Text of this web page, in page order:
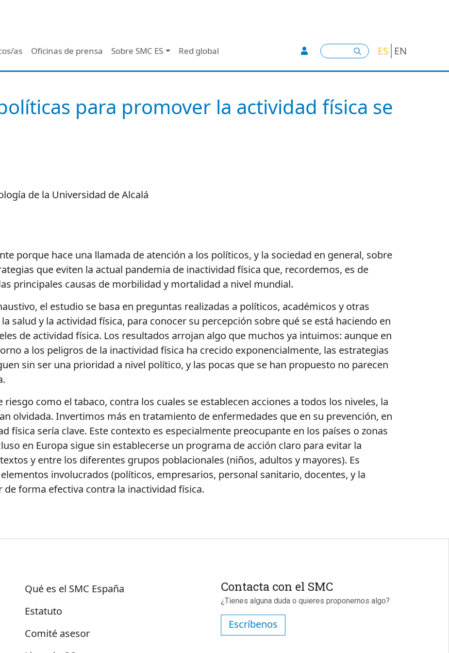
- Header
as Oficinas de prensa Sobre SMC ES Red global User account menu
Buscar ES EN
para promover la actividad física se
de la Universidad de Alcalá
porque hace una llamada de atención a los políticos, y la sociedad en general, sobre
que eviten la actual pandemia de inactividad física que, recordemos, es de
principales causas de morbilidad y mortalidad a nivel mundial.
el estudio se basa en preguntas realizadas a políticos, académicos y otras
salud y la actividad física, para conocer su percepción sobre qué se está haciendo en
de actividad física. Los resultados arrojan algo que muchos ya intuimos: aunque en
a los peligros de la inactividad física ha crecido exponencialmente, las estrategias
sin ser una prioridad a nivel político, y las pocas que se han propuesto no parecen
como el tabaco, contra los cuales se establecen acciones a todos los niveles, la
olvidada. Invertimos más en tratamiento de enfermedades que en su prevención, en
física sería clave. Este contexto es especialmente preocupante en los países o zonas
en Europa sigue sin establecerse un programa de acción claro para evitar la
y entre los diferentes grupos poblacionales (niños, adultos y mayores). Es
involucrados (políticos, empresarios, personal sanitario, docentes, y la
forma efectiva contra la inactividad física.
Sobre SMC España
Qué es el SMC España
Estatuto
Comité asesor
Contacta con el SMC
¿Tienes alguna duda o quieres proponernos algo?
Escríbenos